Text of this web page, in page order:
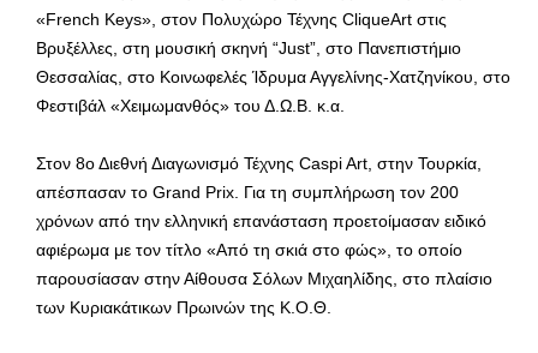
«French Keys», στον Πολυχώρο Τέχνης CliqueArt στις
Βρυξέλλες, στη μουσική σκηνή “Just”, στο Πανεπιστήμιο
Θεσσαλίας, στο Κοινωφελές Ίδρυμα Αγγελίνης-Χατζηνίκου, στο
Φεστιβάλ «Χειμωμανθός» του Δ.Ω.Β. κ.α.
Στον 8ο Διεθνή Διαγωνισμό Τέχνης Caspi Art, στην Τουρκία,
απέσπασαν το Grand Prix. Για τη συμπλήρωση τον 200
χρόνων από την ελληνική επανάσταση προετοίμασαν ειδικό
αφιέρωμα με τον τίτλο «Από τη σκιά στο φώς», το οποίο
παρουσίασαν στην Αίθουσα Σόλων Μιχαηλίδης, στο πλαίσιο
των Κυριακάτικων Πρωινών της Κ.Ο.Θ.